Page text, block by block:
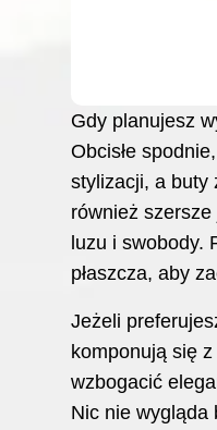
Gdy planujesz
Obcisłe
stylizacji, a buty
również
luzu i swobody.
płaszcza, aby
Jeżeli
komponują się
wzbogacić
Nic nie wygląda